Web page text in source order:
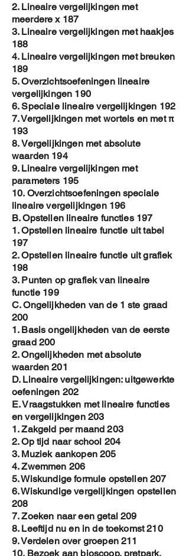
2. Lineaire vergelijkingen met
meerdere x 187
3. Lineaire vergelijkingen met haakjes
188
4. Lineaire vergelijkingen met breuken
189
5. Overzichtsoefeningen lineaire
vergelijkingen 190
6. Speciale lineaire vergelijkingen 192
7. Vergelijkingen met wortels en met π
193
8. Vergelijkingen met absolute
waarden 194
9. Lineaire vergelijkingen met
parameters 195
10. Overzichtsoefeningen speciale
lineaire vergelijkingen 196
B. Opstellen lineaire functies 197
1. Opstellen lineaire functie uit tabel
197
2. Opstellen lineaire functie uit grafiek
198
3. Punten op grafiek van lineaire
functie 199
C. Ongelijkheden van de 1 ste graad
200
1. Basis ongelijkheden van de eerste
graad 200
2. Ongelijkheden met absolute
waarden 201
D. Lineaire vergelijkingen: uitgewerkte
oefeningen 202
E. Vraagstukken met lineaire functies
en vergelijkingen 203
1. Zakgeld per maand 203
2. Op tijd naar school 204
3. Muziek aankopen 205
4. Zwemmen 206
5. Wiskundige formule opstellen 207
6. Wiskundige vergelijkingen opstellen
208
7. Zoeken naar een getal 209
8. Leeftijd nu en in de toekomst 210
9. Verdelen over groepen 211
10. Bezoek aan bioscoop, pretpark,